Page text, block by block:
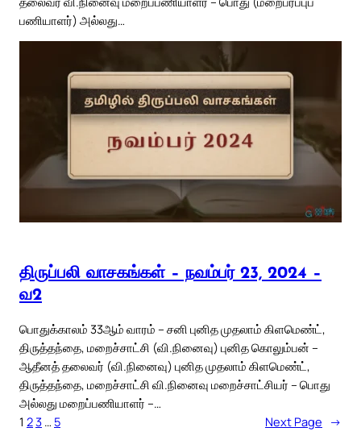
பணியாளர்) அல்லது…
திருப்பலி வாசகங்கள் – நவம்பர் 23, 2024 –
வ2
பொதுக்காலம் 33ஆம் வாரம் – சனி புனித முதலாம் கிளமெண்ட்,
திருத்தந்தை, மறைச்சாட்சி (வி.நினைவு) புனித கொலும்பன் –
ஆதீனத் தலைவர் (வி.நினைவு) புனித முதலாம் கிளமெண்ட்,
திருத்தந்தை, மறைச்சாட்சி வி.நினைவு மறைச்சாட்சியர் – பொது
அல்லது மறைப்பணியாளர் –…
1 23 … 5 Next Page →